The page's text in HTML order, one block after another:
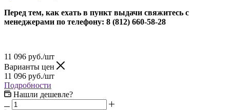
Перед тем, как ехать в пункт выдачи свяжитесь с
менеджерами по телефону: 8 (812) 660-58-28
11 096 руб./шт
Варианты цен
11 096 руб./шт
Подробности
Нашли дешевле?